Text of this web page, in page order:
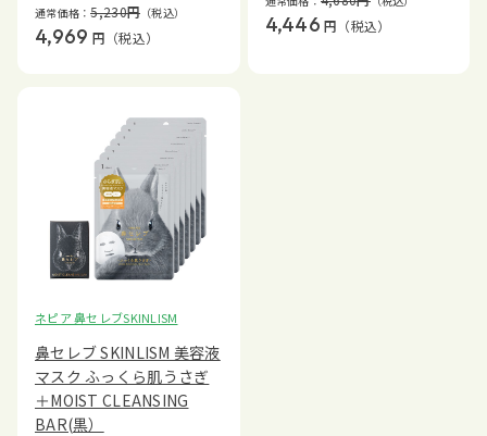
通常価格：5,230円 （税込）
4,969 円 （税込）
4,446 円 （税込）
ネピア 鼻セレブSKINLISM
鼻セレブ SKINLISM 美容液
マスク ふっくら肌うさぎ
＋MOIST CLEANSING
BAR(黒）